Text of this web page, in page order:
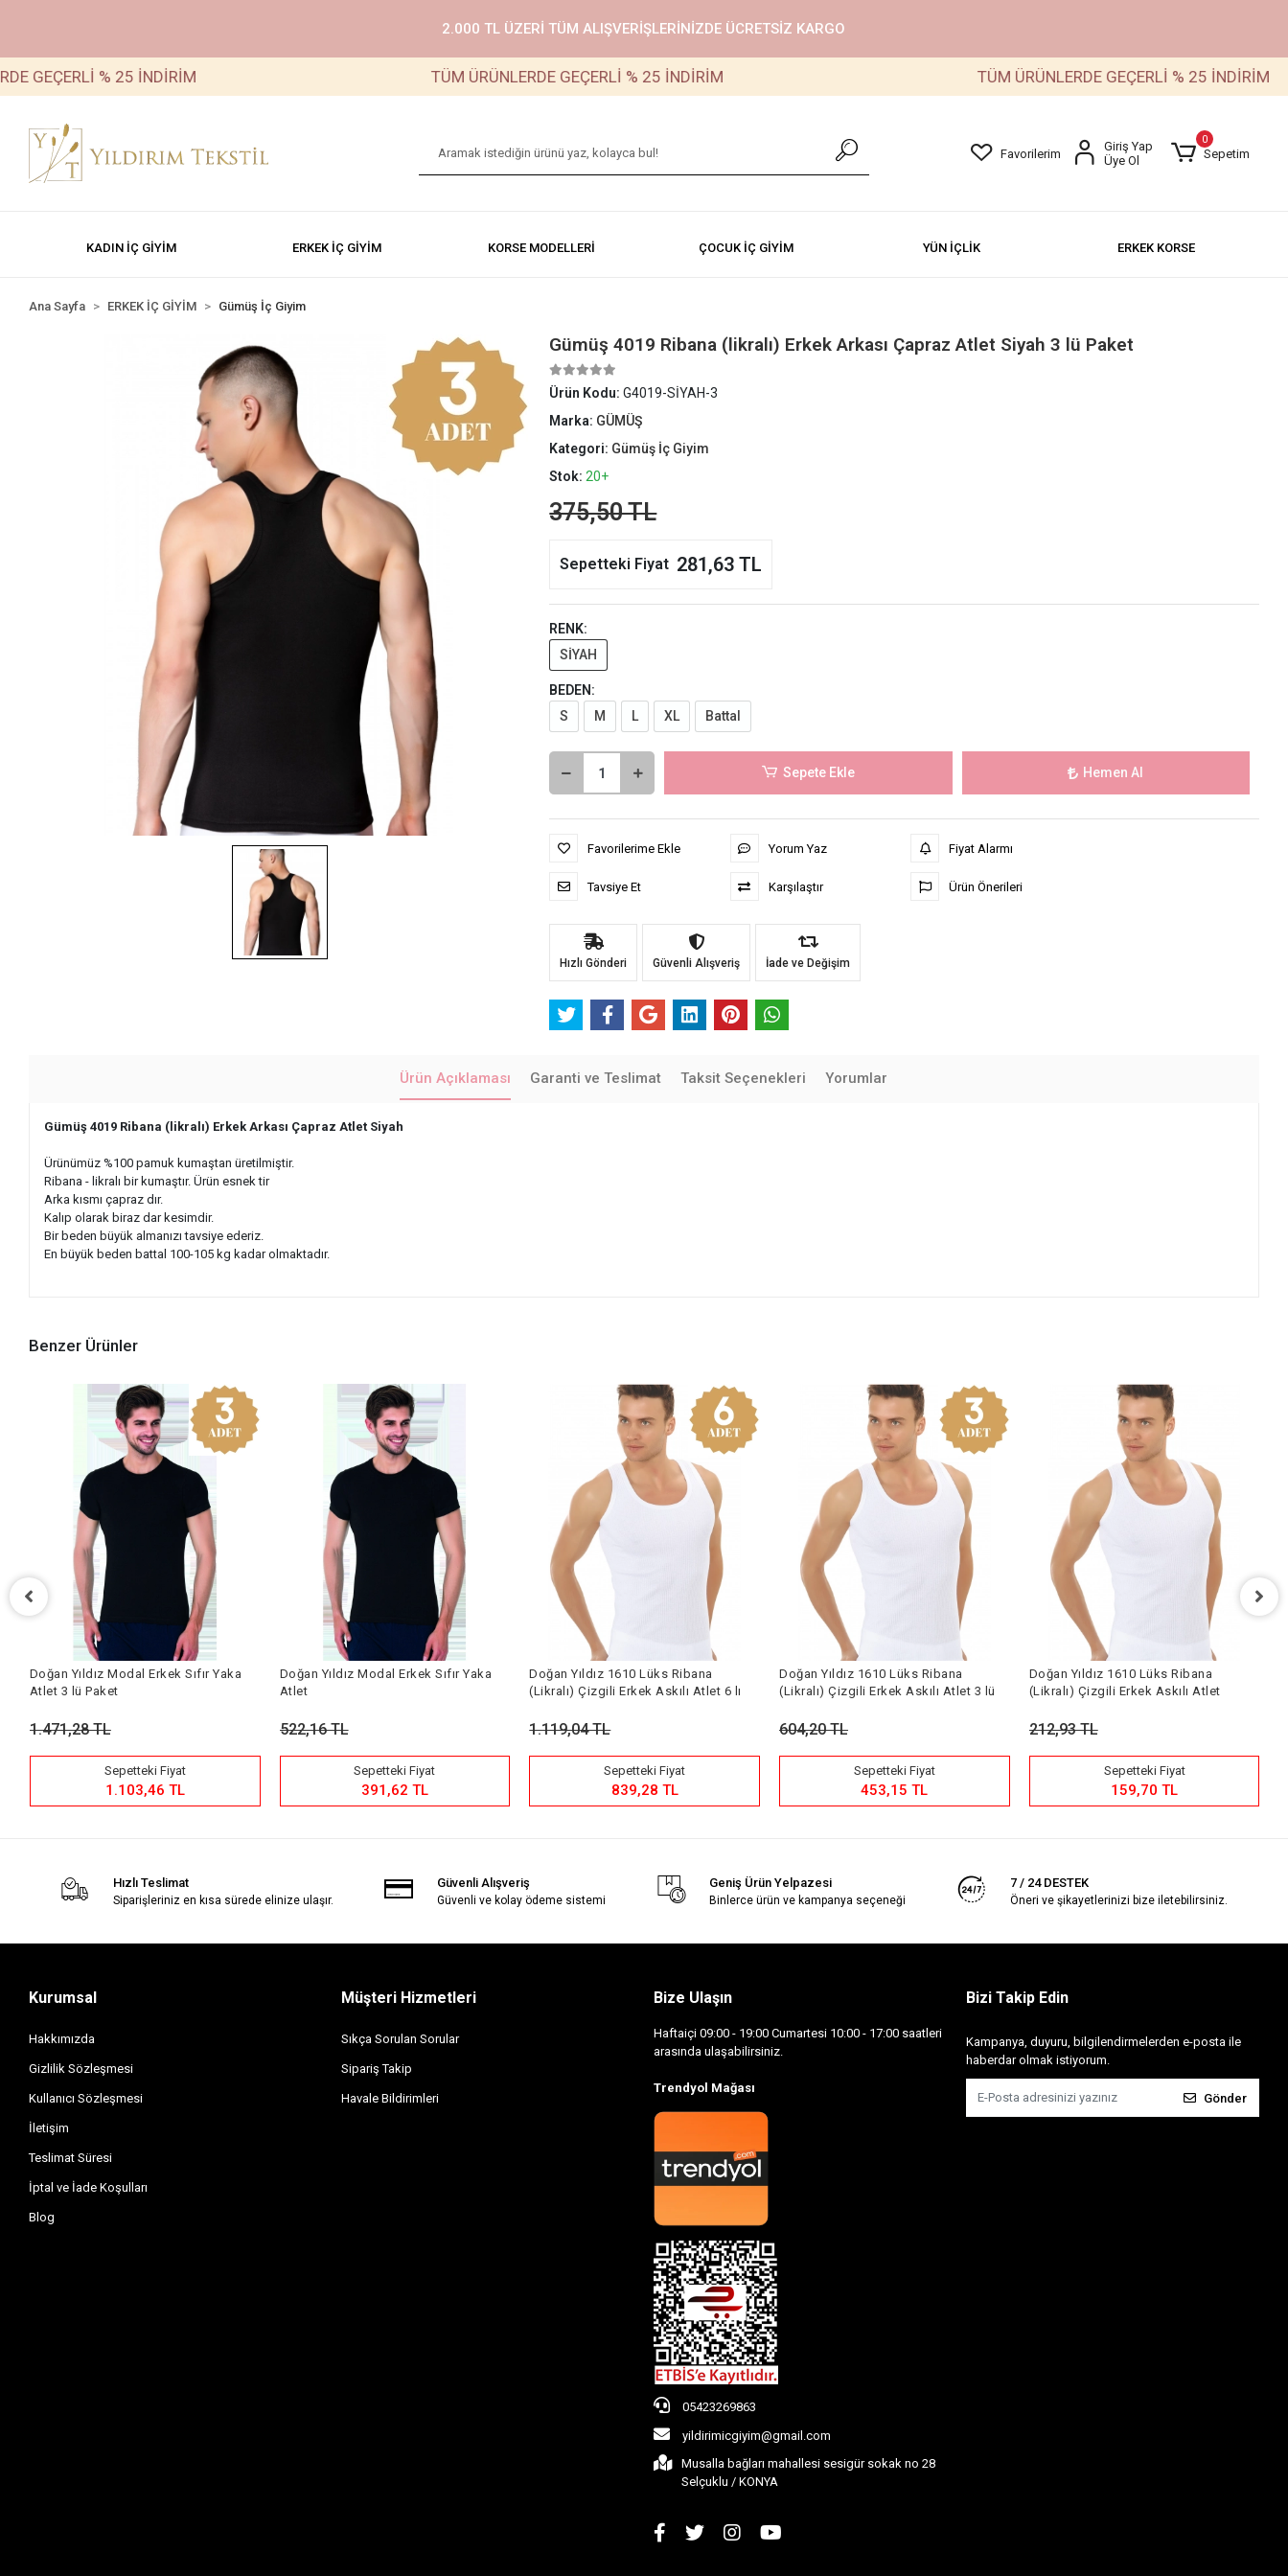
2.000 TL ÜZERİ TÜM ALIŞVERİŞLERİNİZDE ÜCRETSİZ KARGO
% 25 İNDİRİM TÜM ÜRÜNLERDE GEÇERLİ % 25 İNDİRİM TÜM ÜRÜNLERDE GEÇERLİ % 25 İNDİRİM
Favorilerim
Giriş Yap
Üye Ol
0
Sepetim
KADIN İÇ GİYİM ERKEK İÇ GİYİM KORSE MODELLERİ ÇOCUK İÇ GİYİM YÜN İÇLİK ERKEK KORSE
Ana Sayfa ERKEK İÇ GİYİM Gümüş İç Giyim
Gümüş 4019 Ribana (likralı) Erkek Arkası Çapraz Atlet Siyah 3 lü Paket
Ürün Kodu:G4019-SİYAH-3
Marka: GÜMÜŞ
Kategori: Gümüş İç Giyim
Stok:20+
375,50 TL
Sepetteki Fiyat 281,63 TL
RENK:
SİYAH
BEDEN:
S
M L XL Battal
Sepete Ekle Hemen Al
Favorilerime Ekle
Tavsiye Et
Yorum Yaz
Karşılaştır
Fiyat Alarmı
Ürün Önerileri
Hızlı Gönderi Güvenli Alışveriş İade ve Değişim
Ürün Açıklaması Garanti ve Teslimat Taksit Seçenekleri Yorumlar
Gümüş 4019 Ribana (likralı) Erkek Arkası Çapraz Atlet Siyah
Ürünümüz %100 pamuk kumaştan üretilmiştir.
Ribana - likralı bir kumaştır. Ürün esnek tir
Arka kısmı çapraz dır.
Kalıp olarak biraz dar kesimdir.
Bir beden büyük almanızı tavsiye ederiz.
En büyük beden battal 100-105 kg kadar olmaktadır.
Benzer Ürünler
Yıldız Modal Erkek Sıfır Yaka
3 lü Paket
TL
Sepetteki Fiyat
1.103,46 TL
Doğan Yıldız Modal Erkek Sıfır Yaka
522,16 TL
Sepetteki Fiyat
391,62 TL
Doğan Yıldız 1610 Lüks Ribana
(Likralı) Çizgili Erkek Askılı Atlet 6 lı
1.119,04 TL
Sepetteki Fiyat
839,28 TL
Doğan Yıldız 1610 Lüks Ribana
(Likralı) Çizgili Erkek Askılı Atlet 3 lü
604,20 TL
Sepetteki Fiyat
453,15 TL
Doğan Yıldız 1610 Lüks Ribana
(Likralı) Çizgili Erkek Askılı Atlet
212,93 TL
Sepetteki Fiyat
159,70 TL
Hızlı Teslimat
Siparişleriniz en kısa sürede elinize ulaşır.
Güvenli Alışveriş
Güvenli ve kolay ödeme sistemi
Geniş Ürün Yelpazesi
Binlerce ürün ve kampanya seçeneği
7 / 24 DESTEK
Öneri ve şikayetlerinizi bize iletebilirsiniz.
Kurumsal
Hakkımızda
Gizlilik Sözleşmesi
Kullanıcı Sözleşmesi
İletişim
Teslimat Süresi
İptal ve İade Koşulları
Blog
Müşteri Hizmetleri
Sıkça Sorulan Sorular
Sipariş Takip
Havale Bildirimleri
Bize Ulaşın
Haftaiçi 09:00 - 19:00 Cumartesi 10:00 - 17:00 saatleri
arasında ulaşabilirsiniz.
Trendyol Mağası
05423269863
yildirimicgiyim@gmail.com
Musalla bağları mahallesi sesigür sokak no 28
Selçuklu / KONYA
Bizi Takip Edin
Kampanya, duyuru, bilgilendirmelerden e-posta ile
haberdar olmak istiyorum.
Gönder